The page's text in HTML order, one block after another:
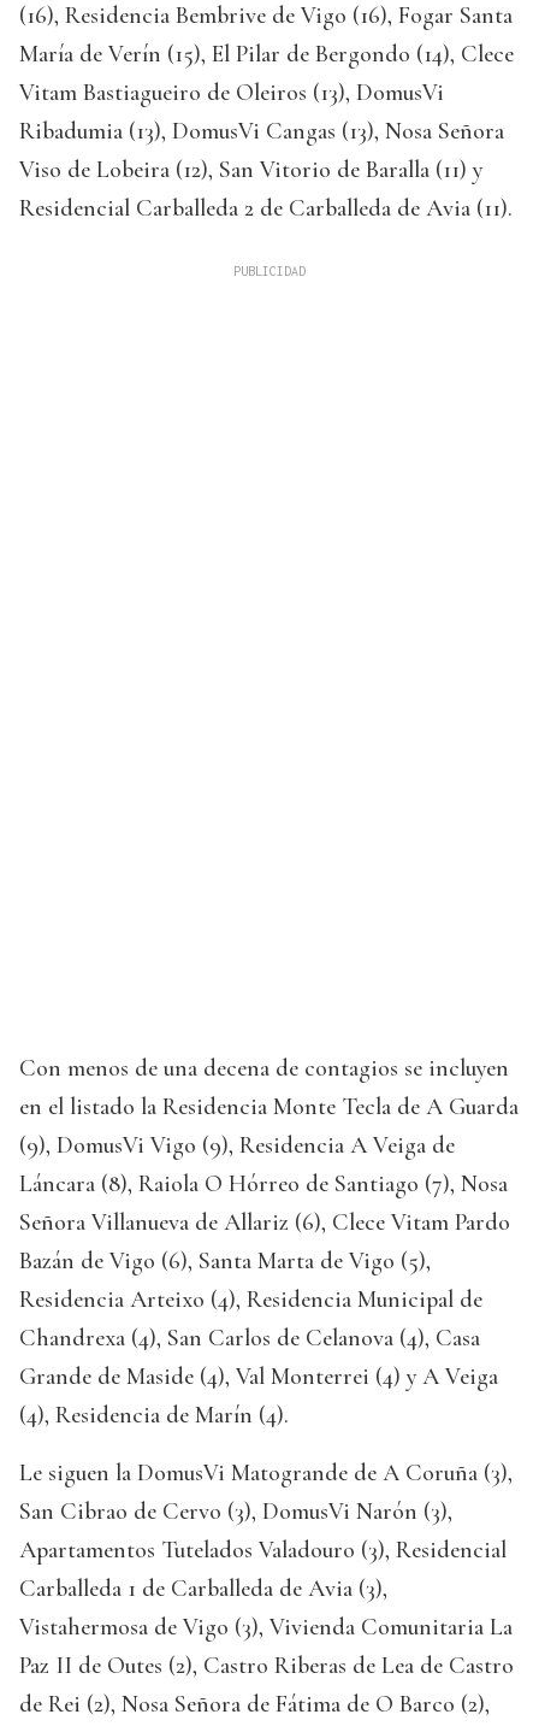
(16), Residencia Bembrive de Vigo (16), Fogar Santa
María de Verín (15), El Pilar de Bergondo (14), Clece
Vitam Bastiagueiro de Oleiros (13), DomusVi
Ribadumia (13), DomusVi Cangas (13), Nosa Señora
Viso de Lobeira (12), San Vitorio de Baralla (11) y
Residencial Carballeda 2 de Carballeda de Avia (11).
Con menos de una decena de contagios se incluyen
en el listado la Residencia Monte Tecla de A Guarda
(9), DomusVi Vigo (9), Residencia A Veiga de
Láncara (8), Raiola O Hórreo de Santiago (7), Nosa
Señora Villanueva de Allariz (6), Clece Vitam Pardo
Bazán de Vigo (6), Santa Marta de Vigo (5),
Residencia Arteixo (4), Residencia Municipal de
Chandrexa (4), San Carlos de Celanova (4), Casa
Grande de Maside (4), Val Monterrei (4) y A Veiga
(4), Residencia de Marín (4).
Le siguen la DomusVi Matogrande de A Coruña (3),
San Cibrao de Cervo (3), DomusVi Narón (3),
Apartamentos Tutelados Valadouro (3), Residencial
Carballeda 1 de Carballeda de Avia (3),
Vistahermosa de Vigo (3), Vivienda Comunitaria La
Paz II de Outes (2), Castro Riberas de Lea de Castro
de Rei (2), Nosa Señora de Fátima de O Barco (2),